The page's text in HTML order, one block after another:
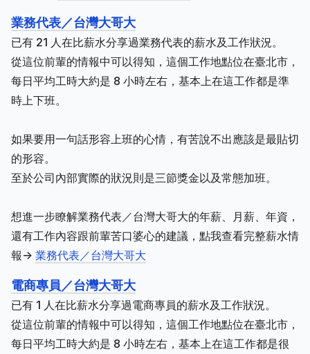
業務代表／台灣大哥大
已有 21 人在比薪水分享過業務代表的薪水及工作狀況。
從這位前輩的情報中可以得知，這個工作地點位在臺北市，
每日平均工時大約是 8 小時左右，基本上在這工作都是準
時上下班。
如果要用一句話形容上班的心情，有苦說不出應該是最貼切
的形容。
至於公司內部實際的狀況則是三節獎金以及常態加班。
想進一步瞭解業務代表／台灣大哥大的年薪、月薪、年資，
還有工作內容跟前輩苦口婆心的建議，點我查看完整薪水情
報-> 業務代表／台灣大哥大
電商專員／台灣大哥大
已有 1 人在比薪水分享過電商專員的薪水及工作狀況。
從這位前輩的情報中可以得知，這個工作地點位在臺北市，
每日平均工時大約是 8 小時左右，基本上在這工作都是很